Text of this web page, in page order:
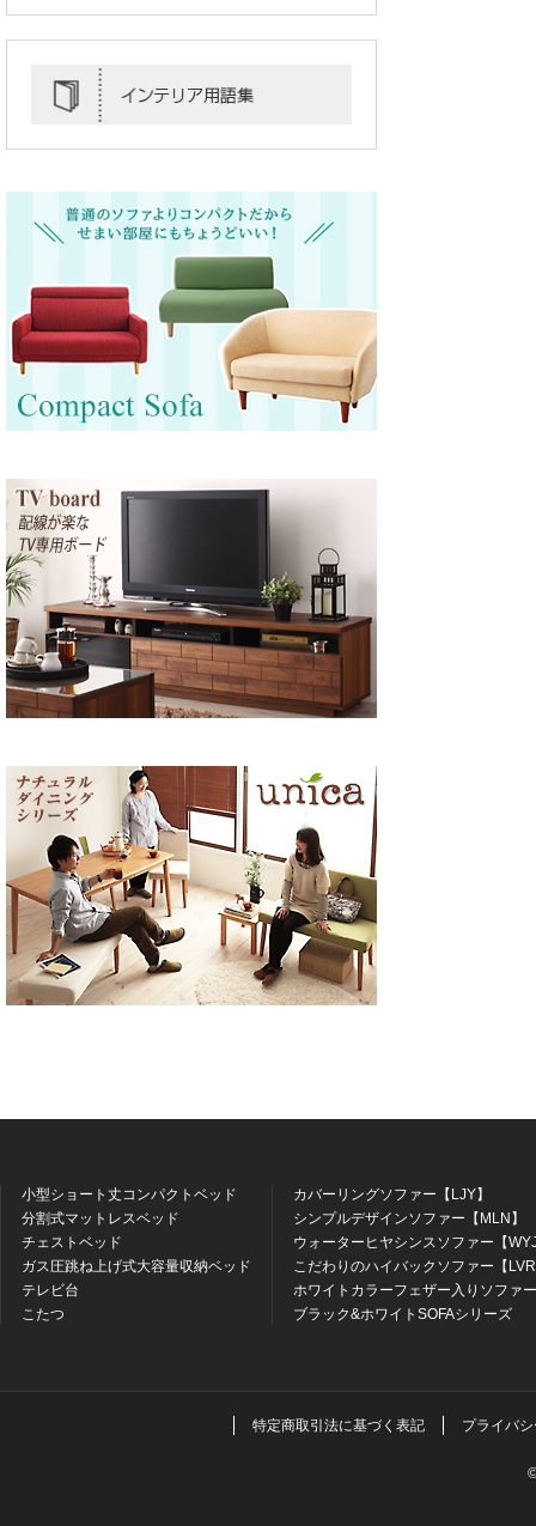
小型ショート丈コンパクトベッド
分割式マットレスベッド
チェストベッド
ガス圧跳ね上げ式大容量収納ベッド
テレビ台
こたつ
カバーリングソファー【LJY】
シンプルデザインソファー【MLN】
ウォーターヒヤシンスソファー【
こだわりのハイバックソファー【
ホワイトカラーフェザー入りソファ
ブラック&ホワイトSOFAシリーズ
特定商取引法に基づく表記 プライバ